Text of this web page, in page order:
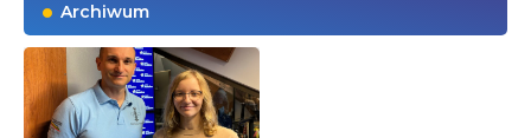
Archiwum